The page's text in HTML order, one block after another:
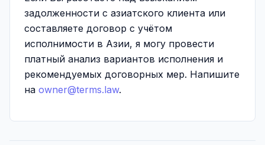
задолженности с азиатского клиента или
составляете договор с учётом
исполнимости в Азии, я могу провести
платный анализ вариантов исполнения и
рекомендуемых договорных мер. Напишите
на owner@terms.law.